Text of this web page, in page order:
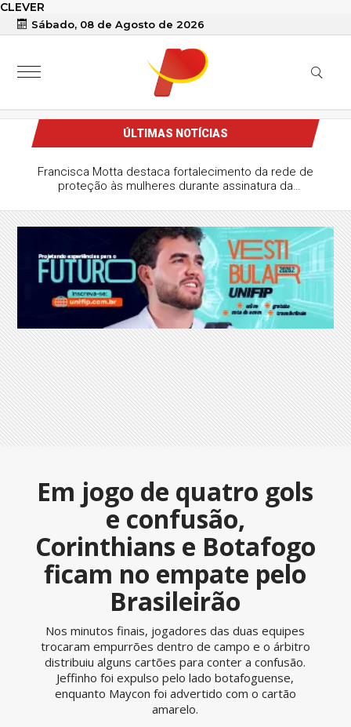
CLEVER
Sábado, 08 de Agosto de 2026
ÚLTIMAS NOTÍCIAS
Francisca Motta destaca fortalecimento da rede de
proteção às mulheres durante assinatura da
Em jogo de quatro gols
e confusão,
Corinthians e Botafogo
ficam no empate pelo
Brasileirão
Nos minutos finais, jogadores das duas equipes
trocaram empurrões dentro de campo e o árbitro
distribuiu alguns cartões para conter a confusão.
Jeffinho foi expulso pelo lado botafoguense,
enquanto Maycon foi advertido com o cartão
amarelo.